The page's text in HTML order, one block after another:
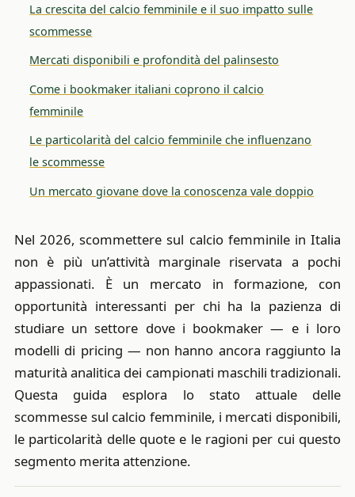
La crescita del calcio femminile e il suo impatto sulle
scommesse
Mercati disponibili e profondità del palinsesto
Come i bookmaker italiani coprono il calcio
femminile
Le particolarità del calcio femminile che influenzano
le scommesse
Un mercato giovane dove la conoscenza vale doppio
Nel 2026, scommettere sul calcio femminile in Italia
non è più un’attività marginale riservata a pochi
appassionati. È un mercato in formazione, con
opportunità interessanti per chi ha la pazienza di
studiare un settore dove i bookmaker — e i loro
modelli di pricing — non hanno ancora raggiunto la
maturità analitica dei campionati maschili tradizionali.
Questa guida esplora lo stato attuale delle
scommesse sul calcio femminile, i mercati disponibili,
le particolarità delle quote e le ragioni per cui questo
segmento merita attenzione.